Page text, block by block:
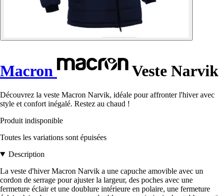
Macron Veste Narvik
Découvrez la veste Macron Narvik, idéale pour affronter l'hiver avec
style et confort inégalé. Restez au chaud !
Produit indisponible
Toutes les variations sont épuisées
Description
La veste d'hiver Macron Narvik a une capuche amovible avec un
cordon de serrage pour ajuster la largeur, des poches avec une
fermeture éclair et une doublure intérieure en polaire, une fermeture